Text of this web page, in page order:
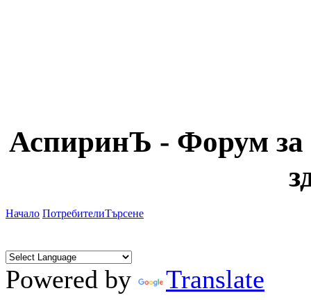
АспиринЪ - Форум за
Начало ПотребителиТърсене
Powered by Translate